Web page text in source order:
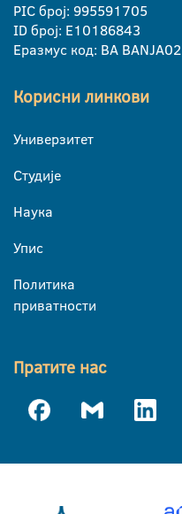
PIC број: 995591705
ID број: E10186843
Еразмус код: BA BANJA02
Корисни линкови
Универзитет
Студије
Наука
Упис
Политика
приватности
Пратите нас